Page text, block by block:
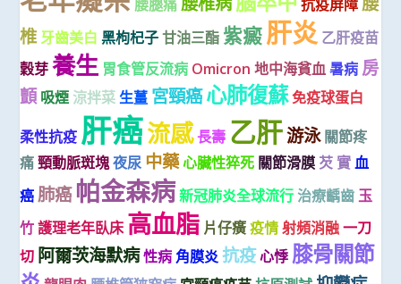
腰腿痛 抗疫屏障
椎牙齒美白 黑枸杞子 甘油三酯 紫癜肝炎 乙肝疫苗
穀芽 養生 胃食管反流病 Omicron 地中海貧血 暑病 房
顫 吸煙 涼拌菜 生薑 宮頸癌心肺復蘇免疫球蛋白
柔性抗疫 肝癌流感長壽 乙肝游泳 關節疼
痛 頸動脈斑塊夜尿 中藥心臟性猝死 關節滑膜 芡 實 血
癌 肺癌 帕金森病 新冠肺炎全球流行 治療齲齒 玉
竹 護理老年臥床 高血脂 片仔癀 疫情 射頻消融 一刀
切 阿爾茨海默病性病 角膜炎 抗疫心悸 膝骨關節